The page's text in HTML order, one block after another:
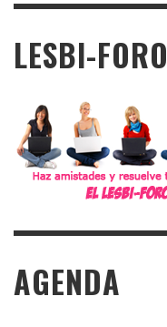
LESBI-FORO
AGENDA